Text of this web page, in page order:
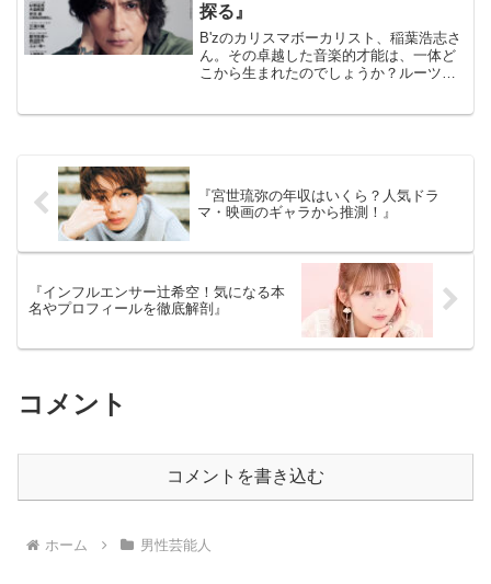
探る』
B'zのカリスマボーカリスト、稲葉浩志さ
ん。その卓越した音楽的才能は、一体ど
こから生まれたのでしょうか？ルーツを
『宮世琉弥の年収はいくら？人気ドラ
マ・映画のギャラから推測！』
『インフルエンサー辻希空！気になる本
名やプロフィールを徹底解剖』
コメント
コメントを書き込む
ホーム 男性芸能人